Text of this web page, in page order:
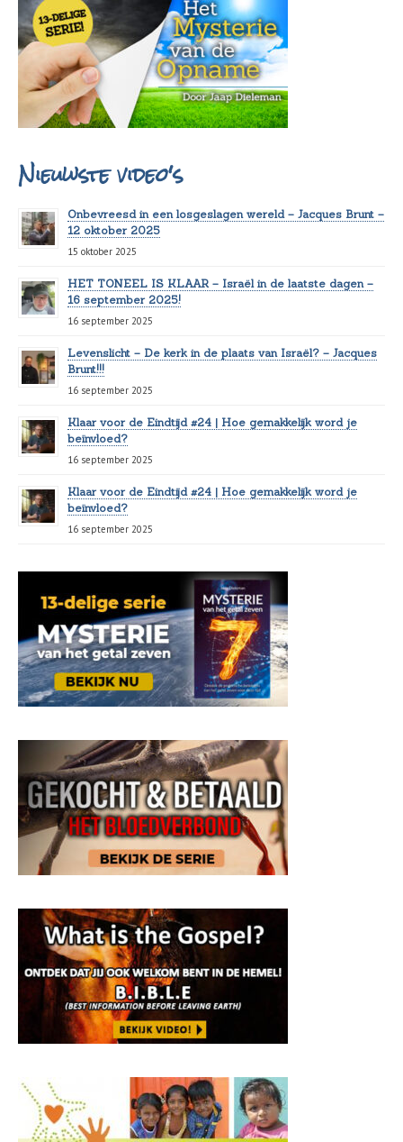
Nieuwste video's
Onbevreesd in een losgeslagen wereld – Jacques Brunt –
12 oktober 2025
15 oktober 2025
HET TONEEL IS KLAAR – Israël in de laatste dagen –
16 september 2025!
16 september 2025
Levenslicht – De kerk in de plaats van Israël? – Jacques
Brunt!!!
16 september 2025
Klaar voor de Eindtijd #24 | Hoe gemakkelijk word je
beïnvloed?
16 september 2025
Klaar voor de Eindtijd #24 | Hoe gemakkelijk word je
beïnvloed?
16 september 2025